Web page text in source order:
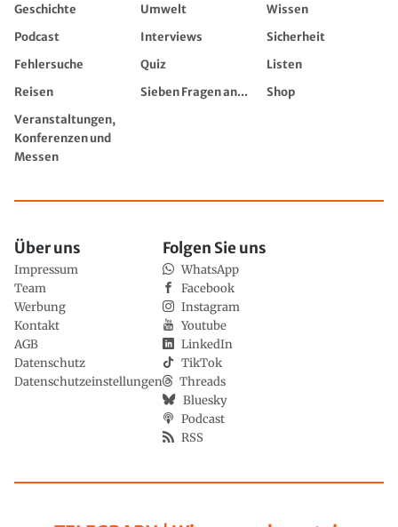
Geschichte Umwelt
Wissen
Podcast
Interviews
Sicherheit
Fehlersuche
Quiz
Listen
Reisen
Sieben Fragen an...
Shop
Veranstaltungen,
Konferenzen und
Messen
Über uns
Impressum
Team
Werbung
Kontakt
AGB
Datenschutz
Datenschutzeinstellungen
Folgen Sie uns
WhatsApp
Facebook
Instagram
Youtube
LinkedIn
TikTok
Threads
Bluesky
Podcast
RSS